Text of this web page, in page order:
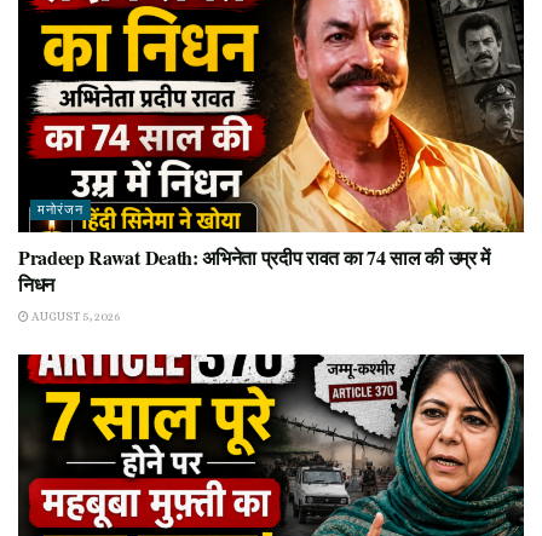
मनोरंजन
Pradeep Rawat Death: अभिनेता प्रदीप रावत का 74 साल की उम्र में
निधन
AUGUST 5, 2026